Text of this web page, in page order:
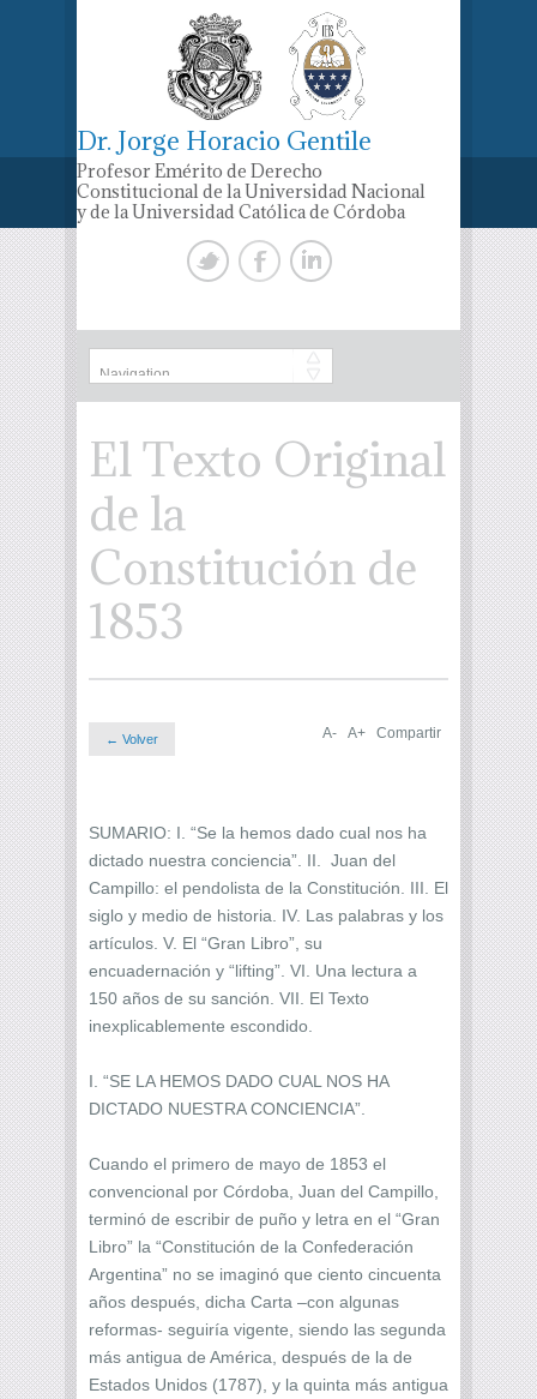
Dr. Jorge Horacio Gentile
Profesor Emérito de Derecho
Constitucional de la Universidad Nacional
y de la Universidad Católica de Córdoba
El Texto Original
de la
Constitución de
1853
← Volver A- A+ Compartir
SUMARIO: I. “Se la hemos dado cual nos ha
dictado nuestra conciencia”. II. Juan del
Campillo: el pendolista de la Constitución. III. El
siglo y medio de historia. IV. Las palabras y los
artículos. V. El “Gran Libro”, su
encuadernación y “lifting”. VI. Una lectura a
150 años de su sanción. VII. El Texto
inexplicablemente escondido.
I. “SE LA HEMOS DADO CUAL NOS HA
DICTADO NUESTRA CONCIENCIA”.
Cuando el primero de mayo de 1853 el
convencional por Córdoba, Juan del Campillo,
terminó de escribir de puño y letra en el “Gran
Libro” la “Constitución de la Confederación
Argentina” no se imaginó que ciento cincuenta
años después, dicha Carta –con algunas
reformas- seguiría vigente, siendo las segunda
más antigua de América, después de la de
Estados Unidos (1787), y la quinta más antigua